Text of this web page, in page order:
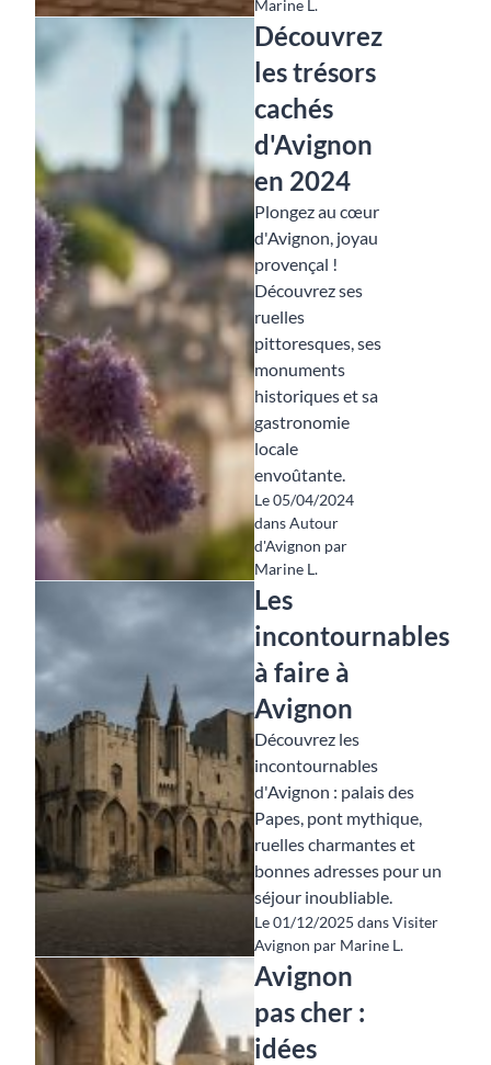
Marine L.
Découvrez
les trésors
cachés
d'Avignon
en 2024
Plongez au cœur
d'Avignon, joyau
provençal !
Découvrez ses
ruelles
pittoresques, ses
monuments
historiques et sa
gastronomie
locale
envoûtante.
Le 05/04/2024
dans Autour
d'Avignon par
Marine L.
Les
incontournables
à faire à
Avignon
Découvrez les
incontournables
d'Avignon : palais des
Papes, pont mythique,
ruelles charmantes et
bonnes adresses pour un
séjour inoubliable.
Le 01/12/2025 dans Visiter
Avignon par Marine L.
Avignon
pas cher :
idées